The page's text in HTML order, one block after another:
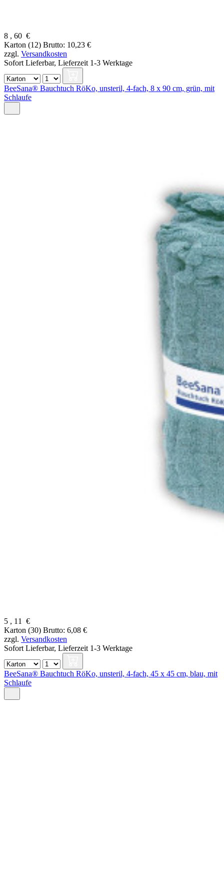
8 , 60 €
Karton (12) Brutto: 10,23 €
zzgl. Versandkosten
Sofort Lieferbar, Lieferzeit 1-3 Werktage
BeeSana® Bauchtuch RöKo, unsteril, 4-fach, 8 x 90 cm, grün, mit
Schlaufe
5 , 11
€
Karton (30) Brutto: 6,08 €
zzgl. Versandkosten
Sofort Lieferbar, Lieferzeit 1-3 Werktage
BeeSana® Bauchtuch RöKo, unsteril, 4-fach, 45 x 45 cm, blau, mit
Schlaufe